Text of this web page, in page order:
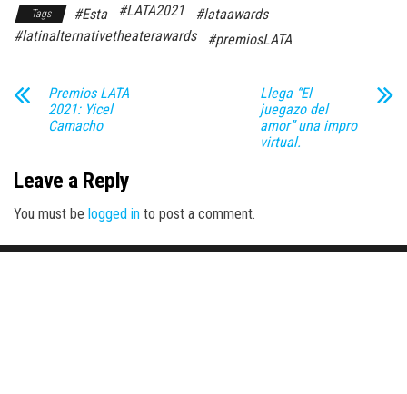
Tags #Esta #LATA2021
#lataawards
#latinalternativetheaterawards
#premiosLATA
Premios LATA
2021: Yicel
Camacho
Llega “El
juegazo del
amor” una impro
virtual.
Leave a Reply
You must be logged in to post a comment.